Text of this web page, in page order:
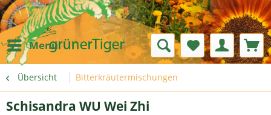
Menü
Übersicht Bitterkräutermischungen
Schisandra WU Wei Zhi